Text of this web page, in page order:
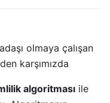
olmaya çalışan
karşımızda
algoritması ile